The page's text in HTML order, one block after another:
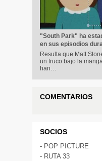
"South Park" ha
en sus episodios
Resulta que Matt
un truco bajo la
han…
COMENTARIOS
SOCIOS
- POP PICTURE
- RUTA 33